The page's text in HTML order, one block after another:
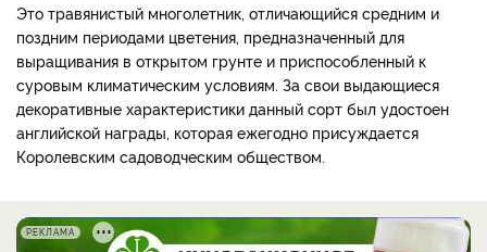
Это травянистый многолетник, отличающийся средним и
поздним периодами цветения, предназначенный для
выращивания в открытом грунте и приспособленный к
суровым климатическим условиям. За свои выдающиеся
декоративные характеристики данный сорт был удостоен
английской награды, которая ежегодно присуждается
Королевским садоводческим обществом.
РЕКЛАМА